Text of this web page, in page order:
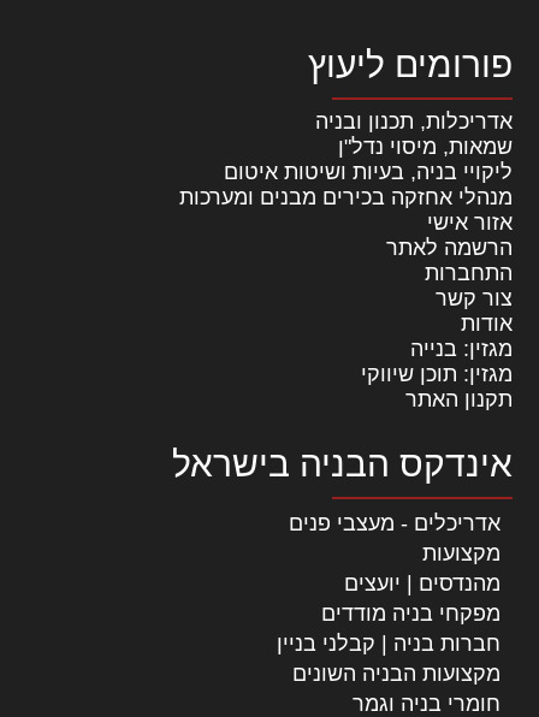
פורומים ליעוץ
אדריכלות, תכנון ובניה
שמאות, מיסוי נדל"ן
ליקויי בניה, בעיות ושיטות איטום
מנהלי אחזקה בכירים מבנים ומערכות
אזור אישי
הרשמה לאתר
התחברות
צור קשר
אודות
מגזין: בנייה
מגזין: תוכן שיווקי
תקנון האתר
אינדקס הבניה בישראל
אדריכלים - מעצבי פנים
מקצועות
מהנדסים | יועצים
מפקחי בניה מודדים
חברות בניה | קבלני בניין
מקצועות הבניה השונים
חומרי בניה וגמר